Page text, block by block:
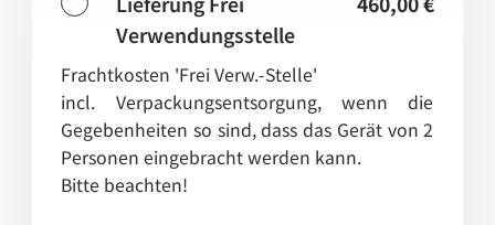
Verwendungsstelle
Frachtkosten 'Frei Verw.-Stelle'
incl. Verpackungsentsorgung, wenn die
Gegebenheiten so sind, dass das Gerät von 2
Personen eingebracht werden kann.
Bitte beachten!